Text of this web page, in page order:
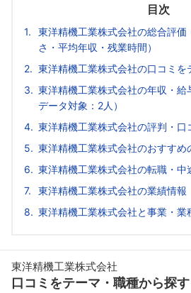
目次
東洋精機工業株式会社の総合評価
さ・平均年収・残業時間）
東洋精機工業株式会社の口コミを
東洋精機工業株式会社の年収・給
データ対象：2人）
東洋精機工業株式会社の評判・口
東洋精機工業株式会社のおすすめ
東洋精機工業株式会社の転職・中
東洋精機工業株式会社の業績情報
東洋精機工業株式会社と事業・業
東洋精機工業株式会社
口コミをテーマ・職種から探す